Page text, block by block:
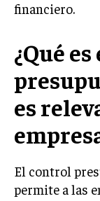
ANÁLISIS
GESTIÓN
GESTIÓN
financiero.
¿Qué
es
El control
permite a las